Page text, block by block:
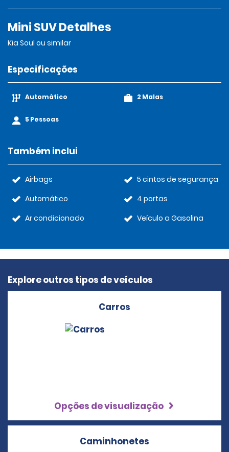
Mini SUV Detalhes
Kia Soul ou similar
Especificações
Automático
5 Pessoas
2 Malas
Também inclui
Airbags
Automático
Ar condicionado
5 cintos de segurança
4 portas
Veículo a Gasolina
Explore outros tipos de veículos
Carros
Opções de visualização
Caminhonetes